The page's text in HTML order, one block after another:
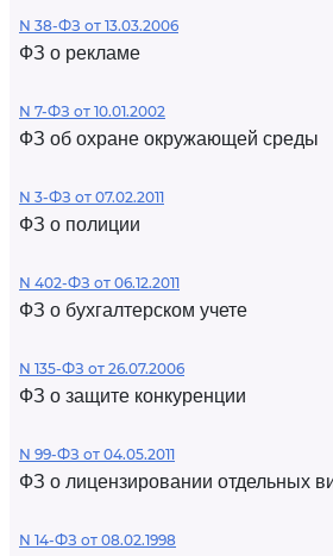
N 38-ФЗ от 13.03.2006
ФЗ о рекламе
N 7-ФЗ от 10.01.2002
ФЗ об охране окружающей среды
N 3-ФЗ от 07.02.2011
ФЗ о полиции
N 402-ФЗ от 06.12.2011
ФЗ о бухгалтерском учете
N 135-ФЗ от 26.07.2006
ФЗ о защите конкуренции
N 99-ФЗ от 04.05.2011
ФЗ о лицензировании отдельных
N 14-ФЗ от 08.02.1998